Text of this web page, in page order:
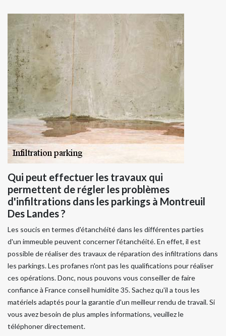
Qui peut effectuer les travaux qui
permettent de régler les problèmes
d'infiltrations dans les parkings à Montreuil
Des Landes ?
Les soucis en termes d'étanchéité dans les différentes parties
d'un immeuble peuvent concerner l'étanchéité. En effet, il est
possible de réaliser des travaux de réparation des infiltrations dans
les parkings. Les profanes n'ont pas les qualifications pour réaliser
ces opérations. Donc, nous pouvons vous conseiller de faire
confiance à France conseil humidite 35. Sachez qu'il a tous les
matériels adaptés pour la garantie d'un meilleur rendu de travail. Si
vous avez besoin de plus amples informations, veuillez le
téléphoner directement.